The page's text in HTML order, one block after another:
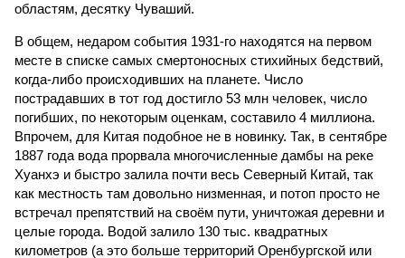
областям, десятку Чуваший.
В общем, недаром события 1931-го находятся на первом
месте в списке самых смертоносных стихийных бедствий,
когда-либо происходивших на планете. Число
пострадавших в тот год достигло 53 млн человек, число
погибших, по некоторым оценкам, составило 4 миллиона.
Впрочем, для Китая подобное не в новинку. Так, в сентябре
1887 года вода прорвала многочисленные дамбы на реке
Хуанхэ и быстро залила почти весь Северный Китай, так
как местность там довольно низменная, и потоп просто не
встречал препятствий на своём пути, уничтожая деревни и
целые города. Водой залило 130 тыс. квадратных
километров (а это больше территорий Оренбургской или